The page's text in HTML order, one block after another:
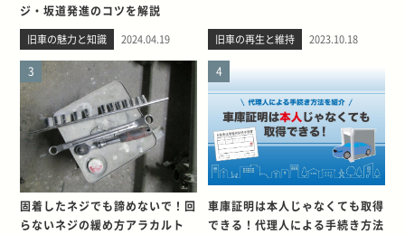
ジ・坂道発進のコツを解説
旧車の魅力と知識 2024.04.19 旧車の再生と維持 2023.10.18
3
固着したネジでも諦めないで！回
らないネジの緩め方アラカルト
4
車庫証明は本人じゃなくても取得
できる！代理人による手続き方法